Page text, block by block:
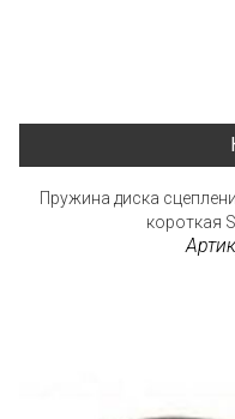
Пружина диска
короткая